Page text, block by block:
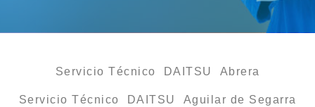
Servicio Técnico DAITSU Abrera
Servicio Técnico DAITSU Aguilar de Segarra